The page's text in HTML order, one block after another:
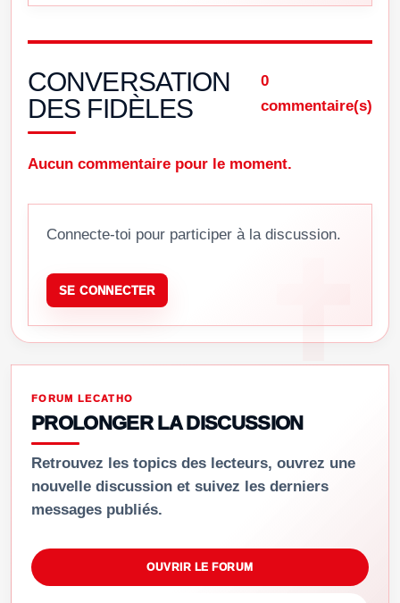
CONVERSATION
DES FIDÈLES
0
commentaire(s)
Aucun commentaire pour le moment.
Connecte-toi pour participer à la discussion.
SE CONNECTER
FORUM LECATHO
PROLONGER LA DISCUSSION
Retrouvez les topics des lecteurs, ouvrez une
nouvelle discussion et suivez les derniers
messages publiés.
OUVRIR LE FORUM